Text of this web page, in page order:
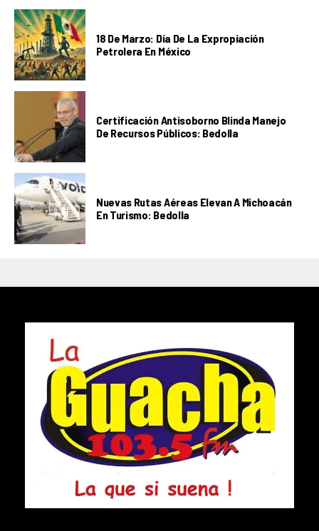
18 De Marzo: Día De La Expropiación
Petrolera En México
Certificación Antisoborno Blinda Manejo
De Recursos Públicos: Bedolla
Nuevas Rutas Aéreas Elevan A Michoacán
En Turismo: Bedolla